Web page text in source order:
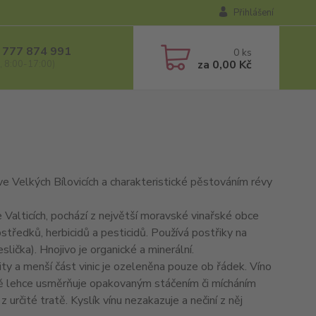
Přihlášení
874 991 0 ks
za 0,00 Kč
Velkých Bílovicích a charakteristické pěstováním révy
pochází z největší moravské vinařské obce
herbicidů a pesticidů. Používá postřiky na
Hnojivo je organické a minerální.
a menší část vinic je ozeleněna pouze ob řádek. Víno
usměrňuje opakovaným stáčením či mícháním
tratě. Kyslík vínu nezakazuje a nečiní z něj